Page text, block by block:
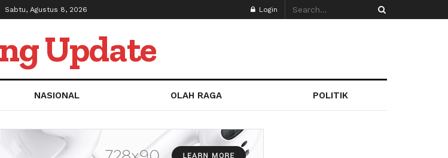
Sabtu, Agustus 8, 2026 Login
Update
NASIONAL OLAH RAGA POLITIK